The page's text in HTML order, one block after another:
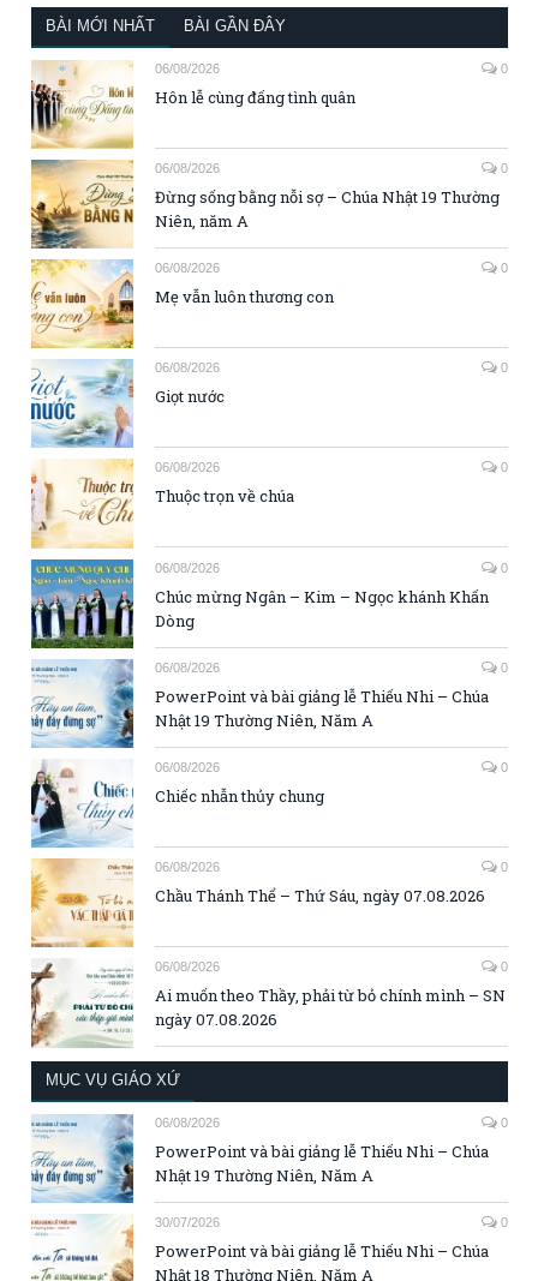
BÀI MỚI NHẤT BÀI GẦN ĐÂY
06/08/2026 0
Hôn lễ cùng đấng tình quân
06/08/2026 0
Đừng sống bằng nỗi sợ – Chúa Nhật 19 Thường
Niên, năm A
06/08/2026 0
Mẹ vẫn luôn thương con
06/08/2026 0
Giọt nước
06/08/2026 0
Thuộc trọn về chúa
06/08/2026 0
Chúc mừng Ngân – Kim – Ngọc khánh Khấn
Dòng
06/08/2026 0
PowerPoint và bài giảng lễ Thiếu Nhi – Chúa
Nhật 19 Thường Niên, Năm A
06/08/2026 0
Chiếc nhẫn thủy chung
06/08/2026 0
Chầu Thánh Thể – Thứ Sáu, ngày 07.08.2026
06/08/2026 0
Ai muốn theo Thầy, phải từ bỏ chính mình – SN
ngày 07.08.2026
MỤC VỤ GIÁO XỨ
06/08/2026 0
PowerPoint và bài giảng lễ Thiếu Nhi – Chúa
Nhật 19 Thường Niên, Năm A
30/07/2026 0
PowerPoint và bài giảng lễ Thiếu Nhi – Chúa
Nhật 18 Thường Niên, Năm A